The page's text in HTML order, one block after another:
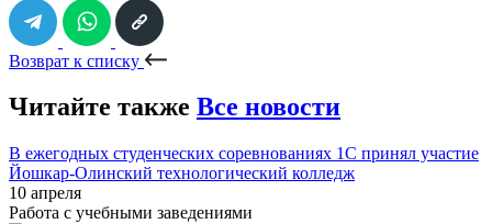
Возврат к списку
Читайте также Все новости
В ежегодных студенческих соревнованиях 1С принял участие
Йошкар-Олинский технологический колледж
10 апреля
Работа с учебными заведениями